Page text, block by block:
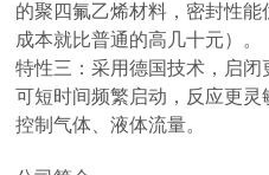
的聚四氟乙烯材料，密封性
成本就比普通的高几十元）。
特性三：采用德国技术，启闭
可短时间频繁启动，反应更
控制气体、液体流量。